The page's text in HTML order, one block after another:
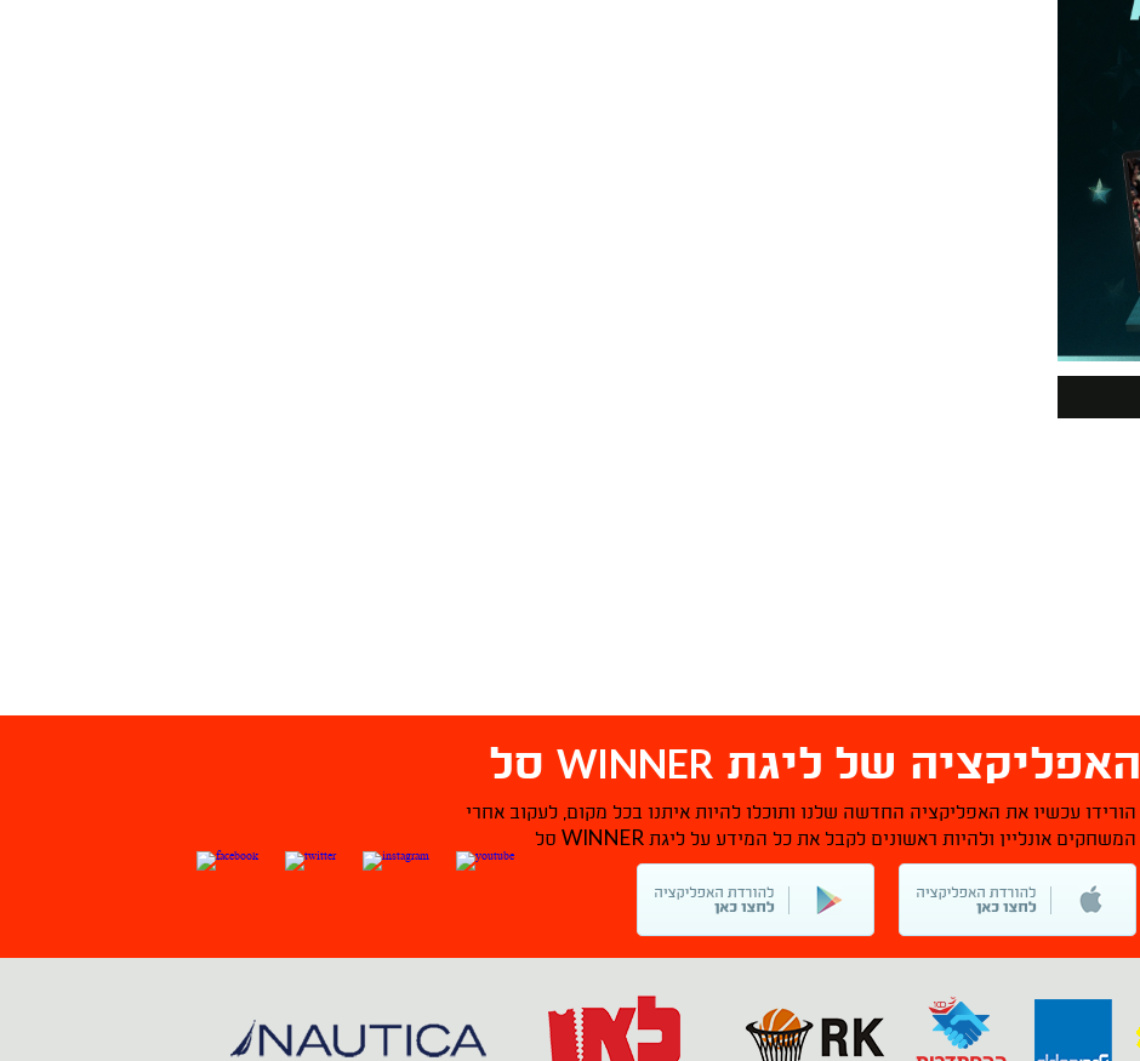
האפליקציה של ליגת WINNER סל
הורידו עכשיו את האפליקציה החדשה שלנו ותוכלו להיות איתנו בכל מקום, לעקוב אחרי
המשחקים אונליין ולהיות ראשונים לקבל את כל המידע על ליגת WINNER סל